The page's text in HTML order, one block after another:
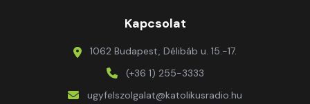
Kapcsolat
1062 Budapest, Délibáb u. 15.-17.
(+36 1) 255-3333
ugyfelszolgalat@katolikusradio.hu